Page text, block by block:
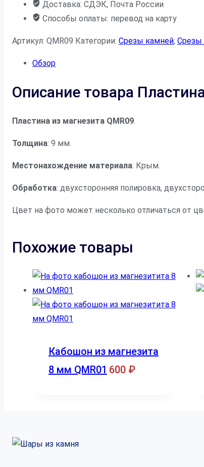
Доставка: СДЭК, Почта России
Способы оплаты: перевод на карту
Артикул: QMR09 Категории: Срезы камней, Срезы
Обзор
Описание товара
Пластина из магнезита QMR09.
Толщина: 9 мм.
Местонахождение материала: Крым.
Обработка: двухсторонняя полировка,
Цвет на фото может несколько отличаться от
Похожие товары
Кабошон из магнезита
8 мм QMR01 600 ₽